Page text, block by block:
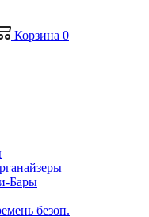
Корзина 0
Бары
безоп.